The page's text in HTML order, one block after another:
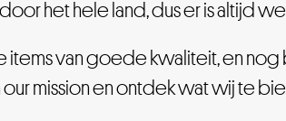
het hele land, dus er is altijd
van goede kwaliteit, en nog
our mission en ontdek wat wij te